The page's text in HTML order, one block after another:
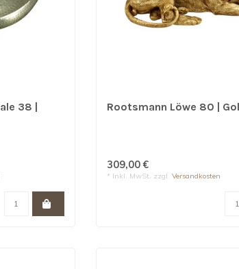
38 |
Rootsmann Löwe 80 |
309,00 €
* Inkl. MwSt. zzgl. Versandkosten